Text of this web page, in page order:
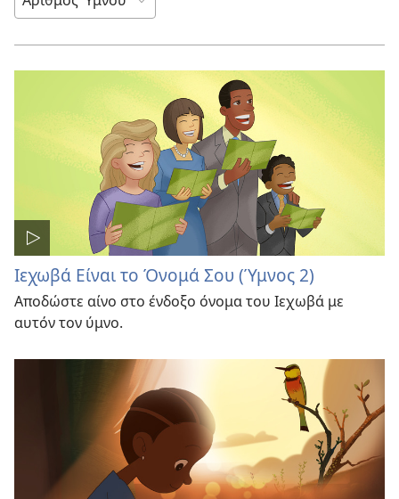
Ιεχωβά Είναι το Όνομά Σου (Ύμνος 2)
Αποδώστε αίνο στο ένδοξο όνομα του Ιεχωβά με
αυτόν τον ύμνο.